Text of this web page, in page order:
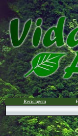
Reciclagem